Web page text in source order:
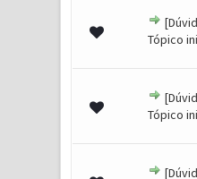
Tópico
Tópico